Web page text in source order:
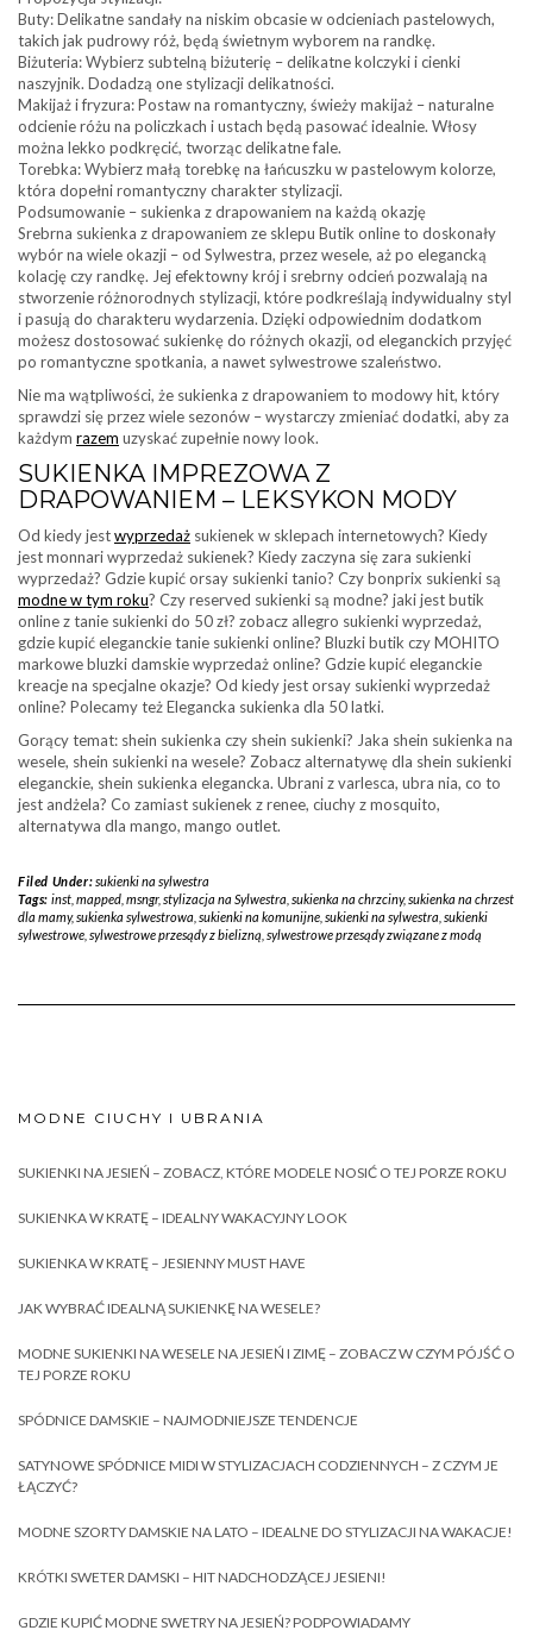
Buty: Delikatne sandały na niskim obcasie w odcieniach pastelowych,
takich jak pudrowy róż, będą świetnym wyborem na randkę.
Biżuteria: Wybierz subtelną biżuterię – delikatne kolczyki i cienki
naszyjnik. Dodadzą one stylizacji delikatności.
Makijaż i fryzura: Postaw na romantyczny, świeży makijaż – naturalne
odcienie różu na policzkach i ustach będą pasować idealnie. Włosy
można lekko podkręcić, tworząc delikatne fale.
Torebka: Wybierz małą torebkę na łańcuszku w pastelowym kolorze,
która dopełni romantyczny charakter stylizacji.
Podsumowanie – sukienka z drapowaniem na każdą okazję
Srebrna sukienka z drapowaniem ze sklepu Butik online to doskonały
wybór na wiele okazji – od Sylwestra, przez wesele, aż po elegancką
kolację czy randkę. Jej efektowny krój i srebrny odcień pozwalają na
stworzenie różnorodnych stylizacji, które podkreślają indywidualny styl
i pasują do charakteru wydarzenia. Dzięki odpowiednim dodatkom
możesz dostosować sukienkę do różnych okazji, od eleganckich przyjęć
po romantyczne spotkania, a nawet sylwestrowe szaleństwo.
Nie ma wątpliwości, że sukienka z drapowaniem to modowy hit, który
sprawdzi się przez wiele sezonów – wystarczy zmieniać dodatki, aby za
każdym razem uzyskać zupełnie nowy look.
SUKIENKA IMPREZOWA Z
DRAPOWANIEM – LEKSYKON MODY
Od kiedy jestwyprzedaż sukienek w sklepach internetowych? Kiedy
jest monnari wyprzedaż sukienek? Kiedy zaczyna się zara sukienki
wyprzedaż? Gdzie kupić orsay sukienki tanio? Czy bonprix sukienki są
modne w tym roku? Czy reserved sukienki są modne? jaki jest butik
online z tanie sukienki do 50 zł? zobacz allegro sukienki wyprzedaż,
gdzie kupić eleganckie tanie sukienki online? Bluzki butik czy MOHITO
markowe bluzki damskie wyprzedaż online? Gdzie kupić eleganckie
kreacje na specjalne okazje? Od kiedy jest orsay sukienki wyprzedaż
online? Polecamy też Elegancka sukienka dla 50 latki.
Gorący temat: shein sukienka czy shein sukienki? Jaka shein sukienka na
wesele, shein sukienki na wesele? Zobacz alternatywę dla shein sukienki
eleganckie, shein sukienka elegancka. Ubrani z varlesca, ubra nia, co to
jest andżela? Co zamiast sukienek z renee, ciuchy z mosquito,
alternatywa dla mango, mango outlet.
Filed Under:sukienki na sylwestra
Tags: inst, mapped, msngr, stylizacja na Sylwestra sukienka na chrzciny,sukienka na chrzest
dla mamy,sukienka sylwestrowa sukienki na komunijne sukienki na sylwestra sukienki
sylwestrowe sylwestrowe przesądy z bielizną sylwestrowe przesądy związane z modą
MODNE CIUCHY I UBRANIA
SUKIENKI NA JESIEŃ – ZOBACZ, KTÓRE MODELE NOSIĆ O TEJ PORZE ROKU
SUKIENKA W KRATĘ – IDEALNY WAKACYJNY LOOK
SUKIENKA W KRATĘ – JESIENNY MUST HAVE
JAK WYBRAĆ IDEALNĄ SUKIENKĘ NA WESELE?
MODNE SUKIENKI NA WESELE NA JESIEŃ I ZIMĘ – ZOBACZ W CZYM PÓJŚĆ O
TEJ PORZE ROKU
SPÓDNICE DAMSKIE – NAJMODNIEJSZE TENDENCJE
SATYNOWE SPÓDNICE MIDI W STYLIZACJACH CODZIENNYCH – Z CZYM JE
ŁĄCZYĆ?
MODNE SZORTY DAMSKIE NA LATO – IDEALNE DO STYLIZACJI NA WAKACJE!
KRÓTKI SWETER DAMSKI – HIT NADCHODZĄCEJ JESIENI!
GDZIE KUPIĆ MODNE SWETRY NA JESIEŃ? PODPOWIADAMY